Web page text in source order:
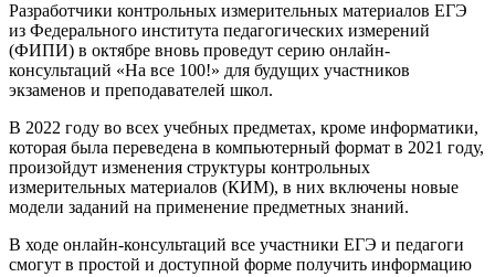
Разработчики контрольных измерительных материалов ЕГЭ
из Федерального института педагогических измерений
(ФИПИ) в октябре вновь проведут серию онлайн-
консультаций «На все 100!» для будущих участников
экзаменов и преподавателей школ.
В 2022 году во всех учебных предметах, кроме информатики,
которая была переведена в компьютерный формат в 2021 году,
произойдут изменения структуры контрольных
измерительных материалов (КИМ), в них включены новые
модели заданий на применение предметных знаний.
В ходе онлайн-консультаций все участники ЕГЭ и педагоги
смогут в простой и доступной форме получить информацию